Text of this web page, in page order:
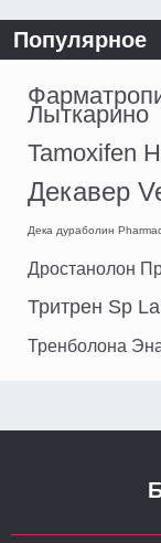
Популярное
Лыткарино
Tamoxifen
Декавер
Дека дураболин
Дростанолон
Тритрен Sp
Тренболона